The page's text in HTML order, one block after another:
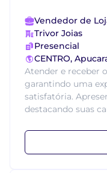
Vendedor de
Trivor Joias
Presencial
CENTRO,
Atender e receber
garantindo uma
satisfatória.
destacando suas